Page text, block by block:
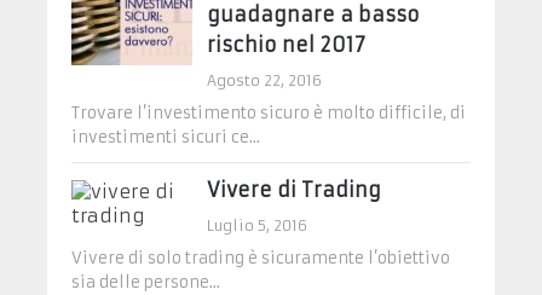
guadagnare a basso
rischio nel 2017
Agosto 22, 2016
Trovare l’investimento sicuro è molto difficile, di
investimenti sicuri ce...
Vivere di Trading
Luglio 5, 2016
Vivere di solo trading è sicuramente l’obiettivo
sia delle persone...